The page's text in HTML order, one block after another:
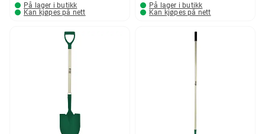
På lager i butikk
Kan kjøpes på nett
På lager i butikk
Kan kjøpes på nett